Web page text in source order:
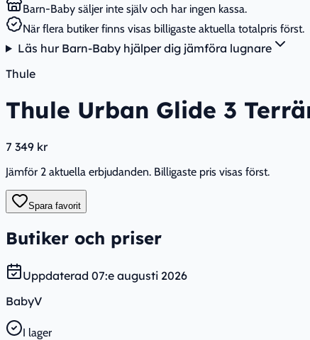
Barn-Baby säljer inte själv och har ingen kassa.
När flera butiker finns visas billigaste aktuella totalpris först.
Läs hur Barn-Baby hjälper dig jämföra lugnare
Thule
Thule Urban Glide 3
7 349 kr
Jämför 2 aktuella erbjudanden. Billigaste pris visas först.
Spara favorit
Butiker och priser
Uppdaterad 07:e augusti 2026
BabyV
I lager